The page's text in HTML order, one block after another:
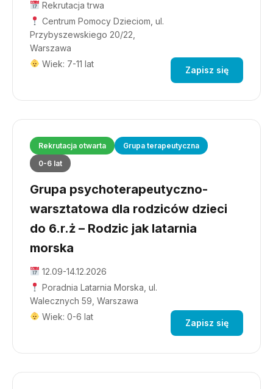
Rekrutacja trwa
Centrum Pomocy Dzieciom, ul.
Przybyszewskiego 20/22,
Warszawa
Wiek: 7-11 lat
Zapisz się
Rekrutacja otwarta
Grupa terapeutyczna
0-6 lat
Grupa psychoterapeutyczno-
warsztatowa dla rodziców dzieci
do 6.r.ż – Rodzic jak latarnia
morska
12.09-14.12.2026
Poradnia Latarnia Morska, ul.
Walecznych 59, Warszawa
Wiek: 0-6 lat
Zapisz się